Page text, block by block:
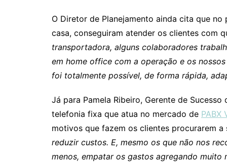
O Diretor de Planejamento ainda cita que
casa, conseguiram atender os clientes com
transportadora, alguns colaboradores
em home office com a operação e os
foi totalmente possível, de forma rápida,
Já para Pamela Ribeiro, Gerente de
telefonia fixa que atua no mercado de PABX
motivos que fazem os clientes procurarem a
reduzir custos. E, mesmo os que não nos
menos, empatar os gastos agregando